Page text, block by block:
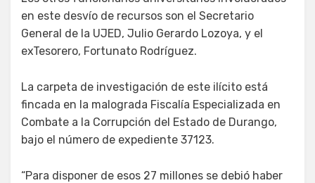
en este desvío de recursos son el Secretario
General de la UJED, Julio Gerardo Lozoya, y el
exTesorero, Fortunato Rodríguez.
La carpeta de investigación de este ilícito está
fincada en la malograda Fiscalía Especializada en
Combate a la Corrupción del Estado de Durango,
bajo el número de expediente 37123.
“Para disponer de esos 27 millones se debió haber